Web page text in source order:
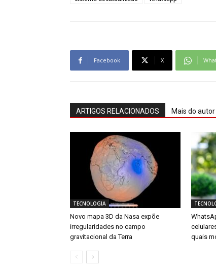
Facebook X
ARTIGOS RELACIONADOS Mais do autor
TECNOLOGIA
Novo mapa 3D da Nasa expõe
irregularidades no campo
gravitacional da Terra
quais